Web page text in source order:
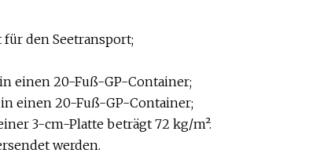
den Seetransport;
einen 20-Fuß-GP-Container;
einen 20-Fuß-GP-Container;
3-cm-Platte beträgt 72 kg/m².
werden.